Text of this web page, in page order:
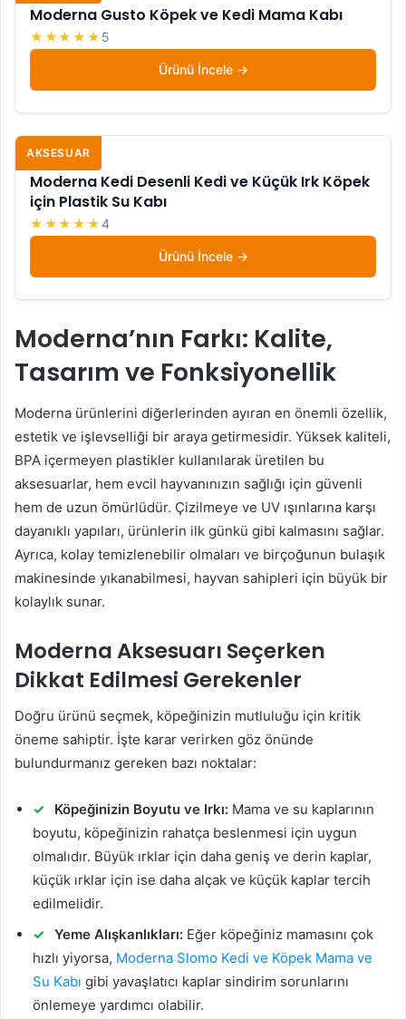
Moderna Gusto Köpek ve Kedi Mama Kabı
★★★★★ 5
Ürünü İncele
AKSESUAR
Moderna Kedi Desenli Kedi ve Küçük Irk Köpek
için Plastik Su Kabı
★★★★★4
Ürünü İncele
Moderna’nın Farkı: Kalite,
Tasarım ve Fonksiyonellik
Moderna ürünlerini diğerlerinden ayıran en önemli özellik,
estetik ve işlevselliği bir araya getirmesidir. Yüksek kaliteli,
BPA içermeyen plastikler kullanılarak üretilen bu
aksesuarlar, hem evcil hayvanınızın sağlığı için güvenli
hem de uzun ömürlüdür. Çizilmeye ve UV ışınlarına karşı
dayanıklı yapıları, ürünlerin ilk günkü gibi kalmasını sağlar.
Ayrıca, kolay temizlenebilir olmaları ve birçoğunun bulaşık
makinesinde yıkanabilmesi, hayvan sahipleri için büyük bir
kolaylık sunar.
Moderna Aksesuarı Seçerken
Dikkat Edilmesi Gerekenler
Doğru ürünü seçmek, köpeğinizin mutluluğu için kritik
öneme sahiptir. İşte karar verirken göz önünde
bulundurmanız gereken bazı noktalar:
Köpeğinizin Boyutu ve Irkı: Mama ve su kaplarının
boyutu, köpeğinizin rahatça beslenmesi için uygun
olmalıdır. Büyük ırklar için daha geniş ve derin kaplar,
küçük ırklar için ise daha alçak ve küçük kaplar tercih
edilmelidir.
Yeme Alışkanlıkları: Eğer köpeğiniz mamasını çok
hızlı yiyorsa, Moderna Slomo Kedi ve Köpek Mama ve
Su Kabı gibi yavaşlatıcı kaplar sindirim sorunlarını
önlemeye yardımcı olabilir.